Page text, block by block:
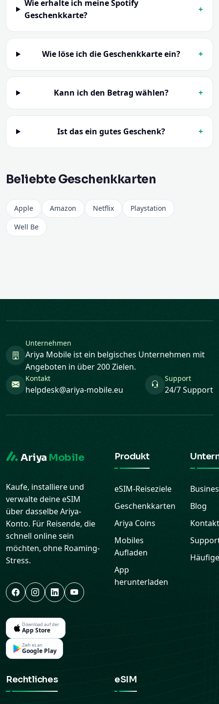
Wie erhalte ich meine Spotify
Geschenkkarte?
+
Wie löse ich die Geschenkkarte ein? +
Kann ich den Betrag wählen? +
Ist das ein gutes Geschenk? +
Beliebte Geschenkkarten
Apple Amazon Netflix
Playstation
Well Be
Unternehmen
Ariya Mobile ist ein belgisches Unternehmen mit
Angeboten in über 200 Zielen.
Kontakt
helpdesk@ariya-mobile.eu
Support
24/7 Support
Ariya Mobile
Kaufe, installiere und
verwalte deine eSIM
über dasselbe Ariya-
Konto. Für Reisende, die
schnell online sein
möchten, ohne Roaming-
Stress.
Download auf der
App Store
Zieh es an
Google Play
Produkt
eSIM-Reiseziele
Geschenkkarten
Ariya Coins
Mobiles
Aufladen
App
herunterladen
Blog
Kontakt
Rechtliches eSIM